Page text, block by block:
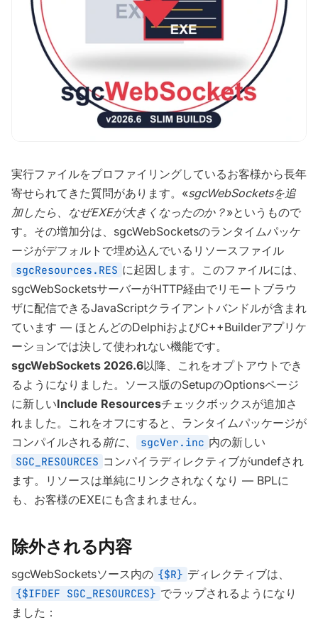
実行ファイルをプロファイリングしているお客様から長年
寄せられてきた質問があります。«sgcWebSocketsを追
加したら、なぜEXEが大きくなったのか？»というもので
す。その増加分は、sgcWebSocketsのランタイムパッケ
ージがデフォルトで埋め込んでいるリソースファイル
sgcResources.RES に起因します。このファイルには、
sgcWebSocketsサーバーがHTTP経由でリモートブラウ
ザに配信できるJavaScriptクライアントバンドルが含まれ
ています — ほとんどのDelphiおよびC++Builderアプリケ
ーションでは決して使われない機能です。
sgcWebSockets 2026.6以降、これをオプトアウトでき
るようになりました。ソース版のSetupのOptionsページ
に新しいInclude Resourcesチェックボックスが追加さ
れました。これをオフにすると、ランタイムパッケージが
コンパイルされる 前に、 sgcVer.inc 内の新しい
SGC_RESOURCES コンパイラディレクティブがundefされ
ます。リソースは単純にリンクされなくなり — BPLに
も、お客様のEXEにも含まれません。
除外される内容
sgcWebSocketsソース内の {$R} ディレクティブは、
{$IFDEF SGC_RESOURCES} でラップされるようになり
ました：